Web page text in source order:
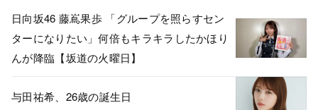
日向坂46 藤嶌果歩 「グループを照らすセン
ターになりたい」何倍もキラキラしたかほり
んが降臨【坂道の火曜日】
与田祐希、26歳の誕生日